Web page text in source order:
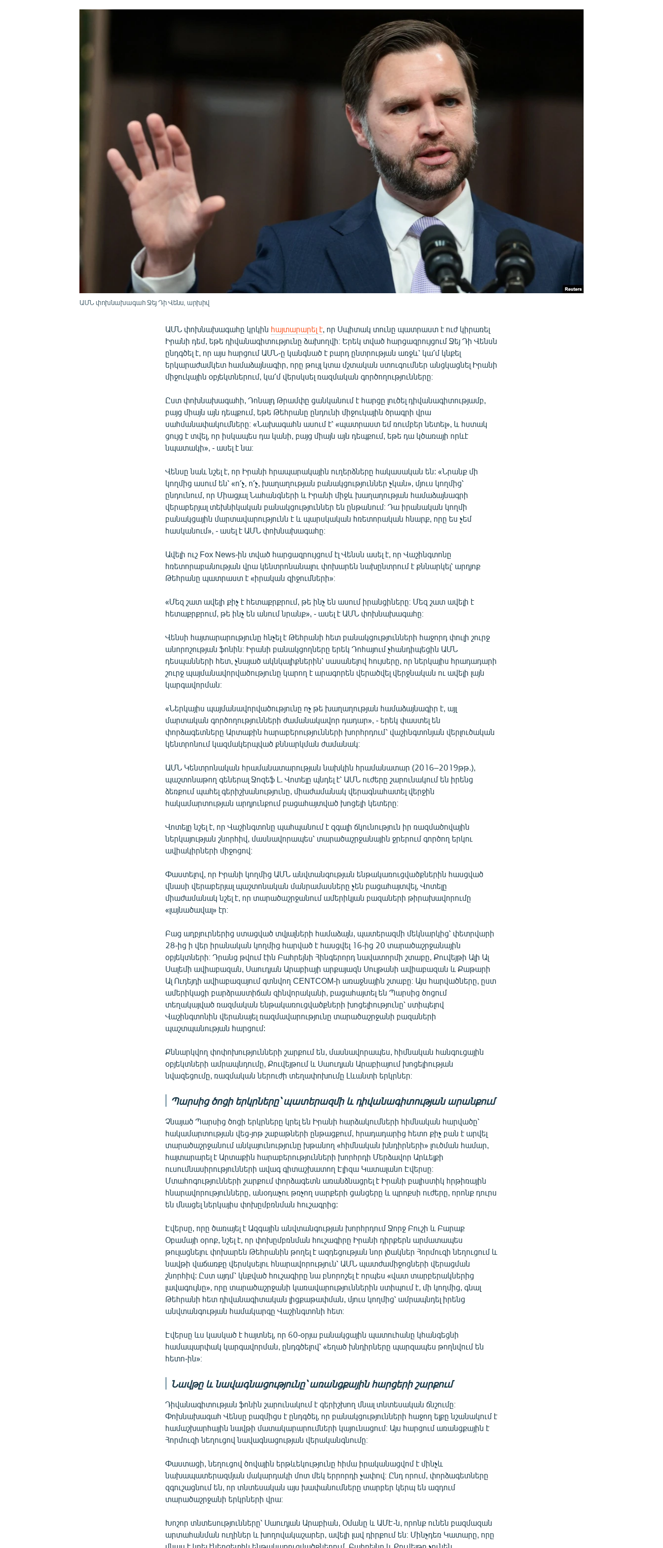
ԱՄՆ փոխնախագահ Ջեյ Դի Վենս, արխիվ
ԱՄՆ փոխնախագահը կրկին հայտարարել է, որ Սպիտակ տունը պատրաստ է ուժ կիրառել
Իրանի դեմ, եթե դիվանագիտությունը ձախողվի։ Երեկ տված հարցազրույցում Ջեյ Դի Վենսն
ընդգծել է, որ այս հարցում ԱՄՆ-ը կանգնած է բարդ ընտրության առջև՝ կա՛մ կնքել
երկարաժամկետ համաձայնագիր, որը թույլ կտա մշտական ստուգումներ անցկացնել Իրանի
միջուկային օբյեկտներում, կա՛մ վերսկսել ռազմական գործողությունները։
Ըստ փոխնախագահի, Դոնալդ Թրամփը ցանկանում է հարցը լուծել դիվանագիտությամբ,
բայց միայն այն դեպքում, եթե Թեհրանը ընդունի միջուկային ծրագրի վրա
սահմանափակումները։ «Նախագահն ասում է՝ «պատրաստ եմ ռումբեր նետել», և հստակ
ցույց է տվել, որ իսկապես դա կանի, բայց միայն այն դեպքում, եթե դա կծառայի որևէ
նպատակի», - ասել է նա։
Վենսը նաև նշել է, որ Իրանի հրապարակային ուղերձները հակասական են: «Նրանք մի
կողմից ասում են՝ «ո՛չ, ո՛չ, խաղաղության բանակցություններ չկան», մյուս կողմից՝
ընդունում, որ Միացյալ Նահանգների և Իրանի միջև խաղաղության համաձայնագրի
վերաբերյալ տեխնիկական բանակցություններ են ընթանում։ Դա իրանական կողմի
բանակցային մարտավարությունն է և պարսկական հռետորական հնարք, որը ես չեմ
հասկանում», - ասել է ԱՄՆ փոխնախագահը։
Ավելի ուշ Fox News-ին տված հարցազրույցում էլ Վենսն ասել է, որ Վաշինգտոնը
հռետորաբանության վրա կենտրոնանալու փոխարեն նախընտրում է քննարկել՝ արդյոք
Թեհրանը պատրաստ է «իրական զիջումների»։
«Մեզ շատ ավելի քիչ է հետաքրքրում, թե ինչ են ասում իրանցիները։ Մեզ շատ ավելի է
հետաքրքրում, թե ինչ են անում նրանք», - ասել է ԱՄՆ փոխնախագահը։
Վենսի հայտարարությունը հնչել է Թեհրանի հետ բանակցությունների հաջորդ փուլի շուրջ
անորոշության ֆոնին։ Իրանի բանակցողները երեկ Դոհայում չհանդիպեցին ԱՄՆ
դեսպանների հետ, չնայած ակնկալիքներին՝ սասանելով հույսերը, որ ներկայիս հրադադարի
շուրջ պայմանավորվածությունը կարող է արագորեն վերածվել վերջնական ու ավելի լայն
կարգավորման։
«Ներկայիս պայմանավորվածությունը ոչ թե խաղաղության համաձայնագիր է, այլ
մարտական գործողությունների ժամանակավոր դադար», - երեկ փաստել են
փորձագետները Արտաքին հարաբերությունների խորհրդում՝ վաշինգտոնյան վերլուծական
կենտրոնում կազմակերպված քննարկման ժամանակ։
ԱՄՆ Կենտրոնական հրամանատարության նախկին հրամանատար (2016–2019թթ.),
պաշտոնաթող գեներալ Ջոզեֆ Լ. Վոտելը պնդել է՝ ԱՄՆ ուժերը շարունակում են իրենց
ձեռքում պահել գերիշխանությունը, միաժամանակ վերագնահատել վերջին
հակամարտության արդյունքում բացահայտված խոցելի կետերը։
Վոտելը նշել է, որ Վաշինգտոնը պահպանում է զգալի ճկունություն իր ռազմածովային
ներկայության շնորհիվ, մասնավորապես՝ տարածաշրջանային ջրերում գործող երկու
ավիակիրների միջոցով։
Փաստելով, որ Իրանի կողմից ԱՄՆ անվտանգության ենթակառուցվածքներին հասցված
վնասի վերաբերյալ պաշտոնական մանրամասները չեն բացահայտվել, Վոտելը
միաժամանակ նշել է, որ տարածաշրջանում ամերիկյան բազաների թիրախավորումը
«լայնածավալ» էր։
Բաց աղբյուրներից ստացված տվյալների համաձայն, պատերազմի մեկնարկից՝ փետրվարի
28-ից ի վեր իրանական կողմից հարված է հասցվել 16-ից 20 տարածաշրջանային
օբյեկտների։ Դրանց թվում էին Բահրեյնի Հինգերորդ նավատորմի շտաբը, Քուվեյթի Ալի Ալ
Սալեմի ավիաբազան, Սաուդյան Արաբիայի արքայազն Սուլթանի ավիաբազան և Քաթարի
Ալ Ուդեյդի ավիաբազայում գտնվող CENTCOM-ի առաջնային շտաբը։ Այս հարվածները, ըստ
ամերիկացի բարձրաստիճան զինվորականի, բացահայտել են Պարսից ծոցում
տեղակայված ռազմական ենթակառուցվածքների խոցելիությունը՝ ստիպելով
Վաշինգտոնին վերանայել ռազմավարությունը տարածաշրջանի բազաների
պաշտպանության հարցում:
Քննարկվող փոփոխությունների շարքում են, մասնավորապես, հիմնական հանգուցային
օբյեկտների ամրապնդումը, Քուվեյթում և Սաուդյան Արաբիայում խոցելիության
նվազեցումը, ռազմական ներուժի տեղափոխումը Լևանտի երկրներ։
Պարսից ծոցի երկրները՝ պատերազմի և դիվանագիտության արանքում
Չնայած Պարսից ծոցի երկրները կրել են Իրանի հարձակումների հիմնական հարվածը՝
հակամարտության վեց-յոթ շաբաթների ընթացքում, հրադադարից հետո քիչ բան է արվել
տարածաշրջանում անկայունությունը խթանող «հիմնական խնդիրների» լուծման համար,
հայտարարել է Արտաքին հարաբերությունների խորհրդի Մերձավոր Արևելքի
ուսումնասիրությունների ավագ գիտաշխատող Էլիզա Կատալանո Էվերսը։
Մտահոգությունների շարքում փորձագետն առանձնացրել է Իրանի բալիստիկ հրթիռային
հնարավորությունները, անօդաչու թռչող սարքերի ցանցերը և պրոքսի ուժերը, որոնք դուրս
են մնացել ներկայիս փոխըմբռնման հուշագրից:
Էվերսը, որը ծառայել է Ազգային անվտանգության խորհրդում Ջորջ Բուշի և Բարաք
Օբամայի օրոք, նշել է, որ փոխըմբռնման հուշագիրը Իրանի դիրքերն արմատապես
թուլացնելու փոխարեն Թեհրանին թողել է ազդեցության նոր լծակներ Հորմուզի նեղուցում և
նավթի վաճառքը վերսկսելու հնարավորություն՝ ԱՄՆ պատժամիջոցների վերացման
շնորհիվ: Ըստ այդմ՝ կնքված հուշագիրը նա բնորոշել է որպես «վատ տարբերակներից
լավագույնը», որը տարածաշրջանի կառավարություններին ստիպում է, մի կողմից, գնալ
Թեհրանի հետ դիվանագիտական լիցքաթափման, մյուս կողմից՝ ամրապնդել իրենց
անվտանգության համակարգը Վաշինգտոնի հետ։
Էվերսը ևս կասկած է հայտնել, որ 60-օրյա բանակցային պատուհանը կհանգեցնի
համապարփակ կարգավորման, ընդգծելով՝ «եղած խնդիրները պարզապես թողնվում են
հետո-ին»։
Նավթը և նավագնացությունը՝ առանցքային հարցերի շարքում
Դիվանագիտության ֆոնին շարունակում է գերիշխող մնալ տնտեսական ճնշումը։
Փոխնախագահ Վենսը բազմիցս է ընդգծել, որ բանակցությունների հաջող ելքը նշանակում է
համաշխարհային նավթի մատակարարումների կայունացում։ Այս հարցում առանցքային է
Հորմուզի նեղուցով նավագնացության վերականգնումը։
Փաստացի, նեղուցով ծովային երթևեկությունը հիմա իրականացվոմ է մինչև
նախապատերազմյան մակարդակի մոտ մեկ երրորդի չափով։ Ընդ որում, փորձագետները
զգուշացնում են, որ տնտեսական այս խափանումները տարբեր կերպ են ազդում
տարածաշրջանի երկրների վրա։
Խոշոր տնտեսությունները՝ Սաուդյան Արաբիան, Օմանը և ԱՄԷ-ն, որոնք ունեն բազմազան
արտահանման ուղիներ և խողովակաշարեր, ավելի լավ դիրքում են։ Մինչդեռ Կատարը, որը